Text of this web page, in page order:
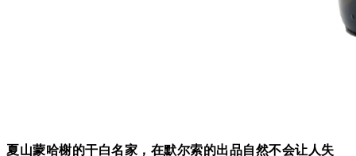
夏山蒙哈榭的干白名家，在默尔索的出品自然不会让人失